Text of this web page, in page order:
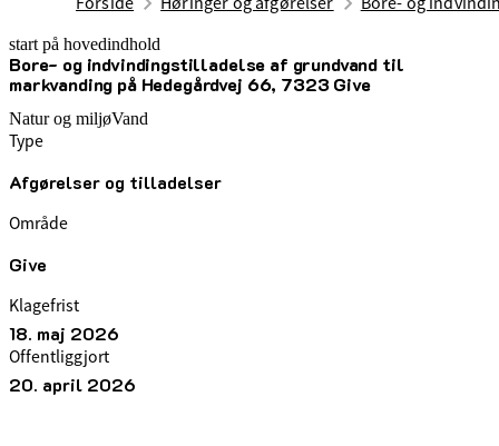
start på hovedindhold
Bore- og indvindingstilladelse af grundvand til
markvanding på Hedegårdvej 66, 7323 Give
senest opdateret 20. april 2026
Natur og miljøVand
Type
Afgørelser og tilladelser
Område
Give
Klagefrist
18. maj 2026
Offentliggjort
20. april 2026